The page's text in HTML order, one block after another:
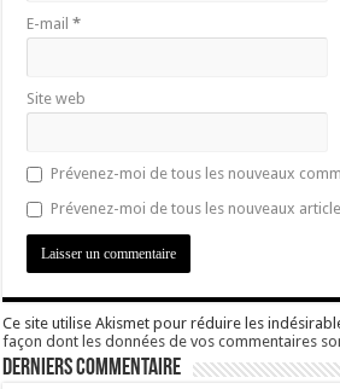
E-mail*
Site web
Prévenez-moi de tous les nouveaux
Prévenez-moi de tous les nouveaux
Ce site utilise Akismet pour réduire les
façon dont les données de vos commentaires
Derniers Commentaire